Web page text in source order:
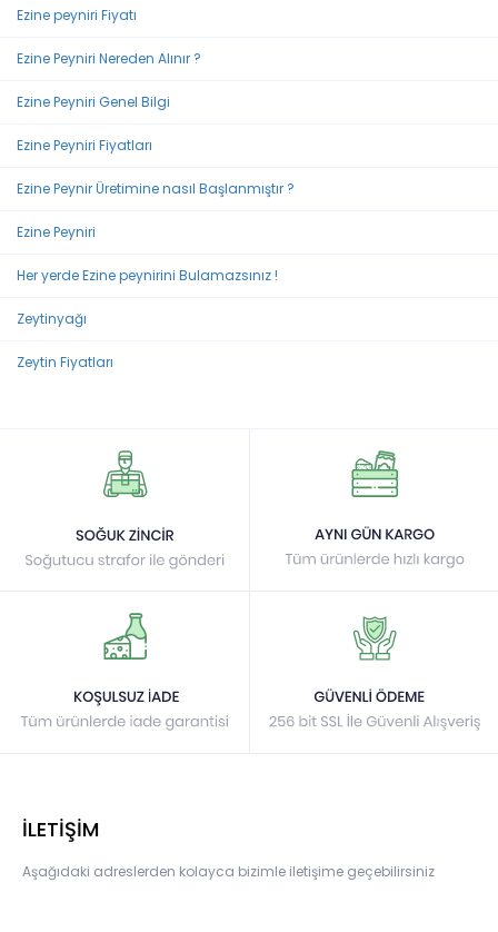
Ezine peyniri Fiyatı
Ezine Peyniri Nereden Alınır ?
Ezine Peyniri Genel Bilgi
Ezine Peyniri Fiyatları
Ezine Peynir Üretimine nasıl Başlanmıştır ?
Ezine Peyniri
Her yerde Ezine peynirini Bulamazsınız !
Zeytinyağı
Zeytin Fiyatları
İLETİŞİM
Aşağıdaki adreslerden kolayca bizimle iletişime geçebilirsiniz